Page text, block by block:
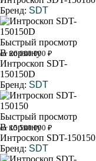
Бренд: SDT
Быстрый просмотр
В корзину
от 26 000 000 ₽
Интроскоп SDT-
150150D
Бренд: SDT
Быстрый просмотр
В корзину
от 15 500 000 ₽
Интроскоп SDT-150150
Бренд: SDT